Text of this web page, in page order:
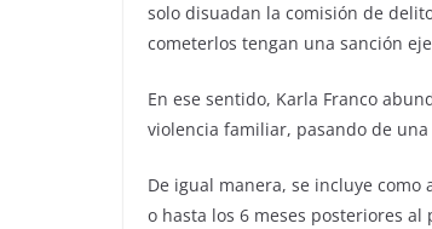
solo disuadan la comisión de
cometerlos tengan una sanción
En ese sentido, Karla Franco
violencia familiar, pasando de
De igual manera, se incluye
o hasta los 6 meses posteriores